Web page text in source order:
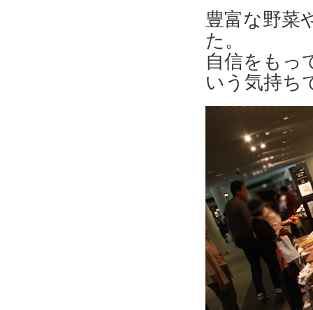
豊富な野菜
た。
自信をもっ
いう気持ち